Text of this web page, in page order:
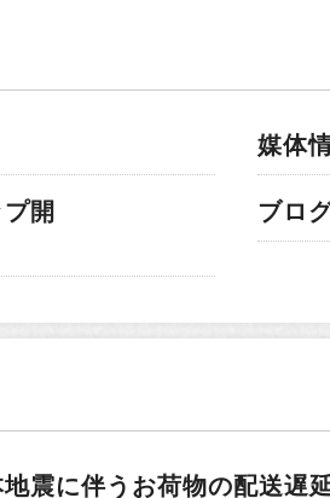
開
媒体
ブロ
地震に伴うお荷物の配送遅